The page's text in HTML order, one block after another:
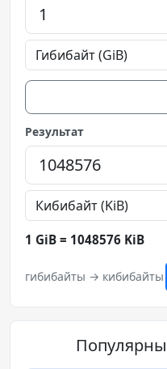
Результат
1 GiB = 1048576 KiB
гибибайты → кибибайты